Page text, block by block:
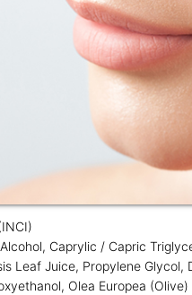
Caprylic / Capric
Leaf Juice, Propylene
Olea Europea